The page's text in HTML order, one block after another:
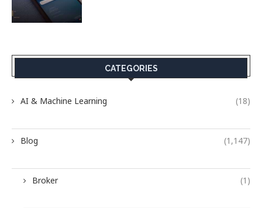
CATEGORIES
AI & Machine Learning (18)
Blog (1,147)
Broker (1)